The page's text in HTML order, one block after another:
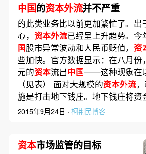
中国的资本外流并不严重
的此类业务比以前更加繁忙了。出
心， 资本外流已经呈上升趋势。今
国股市异常波动和人民币贬值， 资
些加快。官方数据显示：在八月份
元的资本流出中国——这种现象在
（见表） 面对大规模的资本外流
施是打击地下钱庄。地下钱庄将
2015年9月24日 · 柯荆民博客
资本市场监管的目标